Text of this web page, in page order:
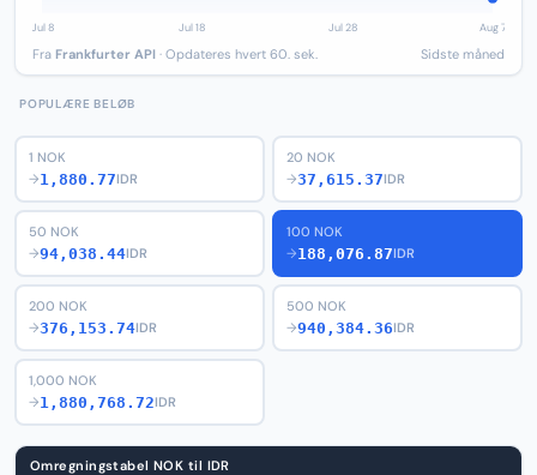
Fra Frankfurter API · Opdateres hvert 60. sek. Sidste måned
POPULÆRE BELØB
1 NOK
→1,880.77IDR
20 NOK
→37,615.37IDR
50 NOK
→94,038.44IDR
100 NOK
→188,076.87IDR
200 NOK
→376,153.74IDR
500 NOK
→940,384.36IDR
1,000 NOK
→1,880,768.72IDR
Omregningstabel NOK til IDR